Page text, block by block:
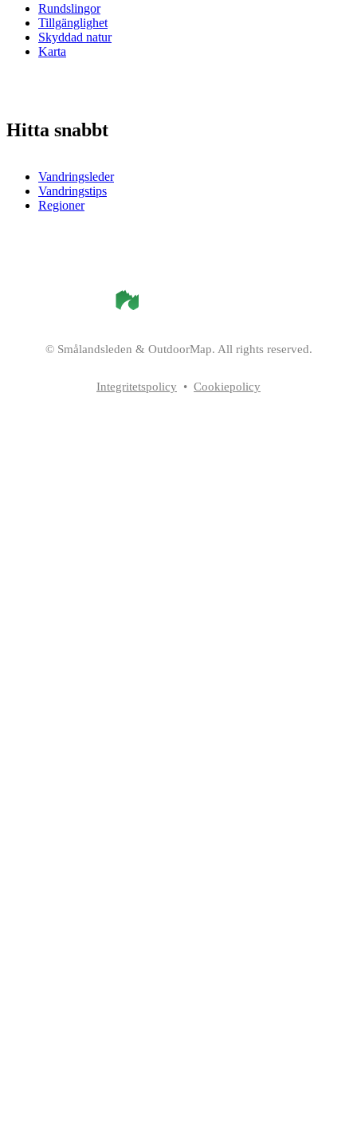
Rundslingor
Tillgänglighet
Skyddad natur
Karta
Hitta snabbt
Vandringsleder
Vandringstips
Regioner
© Smålandsleden & OutdoorMap. All rights reserved.
Integritetspolicy • Cookiepolicy